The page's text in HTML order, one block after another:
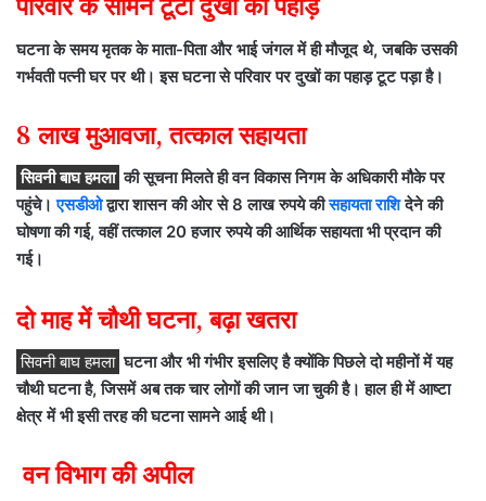
घटना के समय मृतक के माता-पिता और भाई जंगल में ही मौजूद थे, जबकि उसकी
गर्भवती पत्नी घर पर थी। इस घटना से परिवार पर दुखों का पहाड़ टूट पड़ा है।
8 लाख मुआवजा, तत्काल सहायता
सिवनी बाघ हमला की सूचना मिलते ही वन विकास निगम के अधिकारी मौके पर
पहुंचे।एसडीओद्वारा शासन की ओर से 8 लाख रुपये कीसहायता राशिदेने की
घोषणा की गई, वहीं तत्काल 20 हजार रुपये की आर्थिक सहायता भी प्रदान की
गई।
दो माह में चौथी घटना, बढ़ा खतरा
सिवनी बाघ हमला घटना और भी गंभीर इसलिए है क्योंकि पिछले दो महीनों में यह
चौथी घटना है, जिसमें अब तक चार लोगों की जान जा चुकी है। हाल ही में आष्टा
क्षेत्र में भी इसी तरह की घटना सामने आई थी।
वन विभाग की अपील